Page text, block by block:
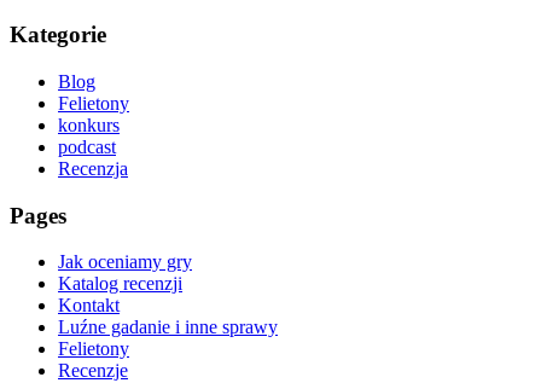
Kategorie
Blog
Felietony
konkurs
podcast
Recenzja
Pages
Jak oceniamy gry
Katalog recenzji
Kontakt
Luźne gadanie i inne sprawy
Felietony
Recenzje